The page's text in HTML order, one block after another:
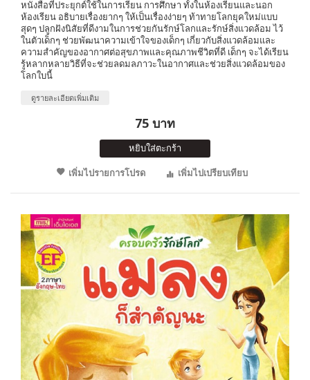
หนังสือที่ประยุกต์ใช้ในการเรียน การศึกษา ทั้งในห้องเรียนและนอก
ห้องเรียน อธิบายเรื่องยากๆ ให้เป็นเรื่องง่ายๆ ท้าทายโลกยุคใหม่แบบ
สุดๆ ปลูกฝังนิสัยที่ดีงามในการช่วยกันรักษ์โลกและรักษ์สิ่งแวดล้อม ไว้
ในตัวเด็กๆ ช่วยพัฒนาความเข้าใจของเด็กๆ เกี่ยวกับสิ่งแวดล้อมและ
ความสำคัญของอากาศต่อสุขภาพและคุณภาพชีวิตที่ดี เด็กๆ จะได้เรียน
รู้หลากหลายวิธีที่จะช่วยลดมลภาวะในอากาศและช่วยสิ่งแวดล้อมของ
โลกใบนี้
ดูรายละเอียดเพิ่มเติม
75 บาท
หยิบใส่ตะกร้า
เพิ่มไปรายการโปรด
เพิ่มไปเปรียบเทียบ